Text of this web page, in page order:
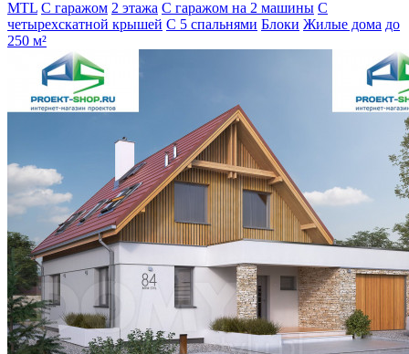
MTL С гаражом 2 этажа С гаражом на 2 машины С
четырехскатной крышей С 5 спальнями Блоки Жилые дома до
250 м²